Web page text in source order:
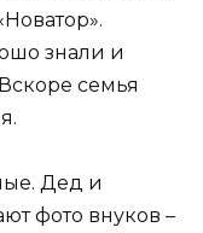
знали и
семья
Дед и
фото внуков –